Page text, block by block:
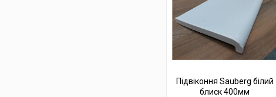
Підвіконня Sauberg білий
блиск 400мм